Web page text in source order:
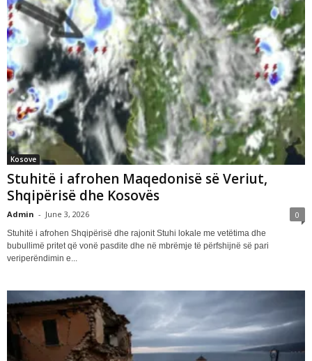
Kosove
Stuhitë i afrohen Maqedonisë së Veriut,
Shqipërisë dhe Kosovës
Admin - June 3, 2026 0
Stuhitë i afrohen Shqipërisë dhe rajonit Stuhi lokale me vetëtima dhe
bubullimë pritet që vonë pasdite dhe në mbrëmje të përfshijnë së pari
veriperëndimin e...